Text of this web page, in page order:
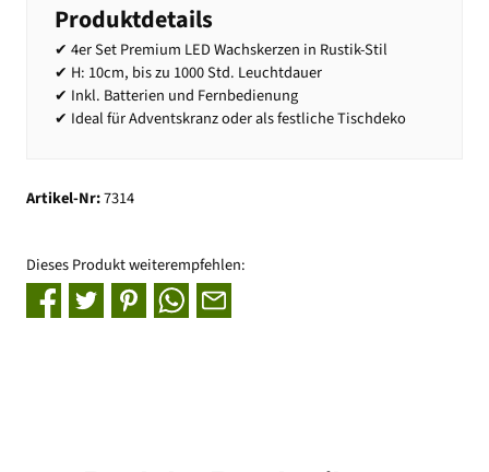
Produktdetails
✔ 4er Set Premium LED Wachskerzen in Rustik-Stil
✔ H: 10cm, bis zu 1000 Std. Leuchtdauer
✔ Inkl. Batterien und Fernbedienung
✔ Ideal für Adventskranz oder als festliche Tischdeko
Artikel-Nr:7314
Dieses Produkt weiterempfehlen: